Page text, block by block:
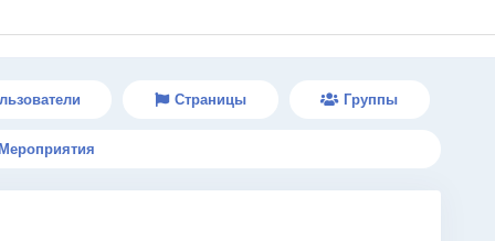
Страницы Группы